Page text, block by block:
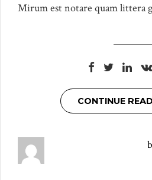
Mirum est notare quam littera
CONTINUE